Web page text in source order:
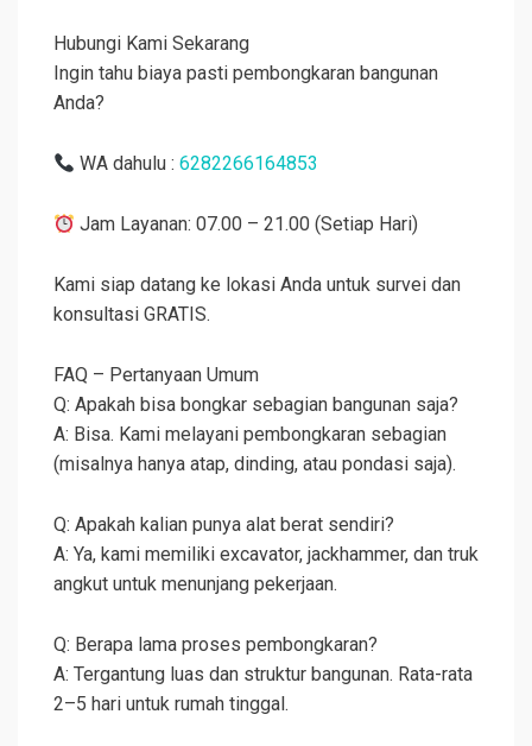
Hubungi Kami Sekarang
Ingin tahu biaya pasti pembongkaran bangunan
Anda?
WA dahulu :6282266164853
Jam Layanan: 07.00 – 21.00 (Setiap Hari)
Kami siap datang ke lokasi Anda untuk survei dan
konsultasi GRATIS.
FAQ – Pertanyaan Umum
Q: Apakah bisa bongkar sebagian bangunan saja?
A: Bisa. Kami melayani pembongkaran sebagian
(misalnya hanya atap, dinding, atau pondasi saja).
Q: Apakah kalian punya alat berat sendiri?
A: Ya, kami memiliki excavator, jackhammer, dan truk
angkut untuk menunjang pekerjaan.
Q: Berapa lama proses pembongkaran?
A: Tergantung luas dan struktur bangunan. Rata-rata
2–5 hari untuk rumah tinggal.